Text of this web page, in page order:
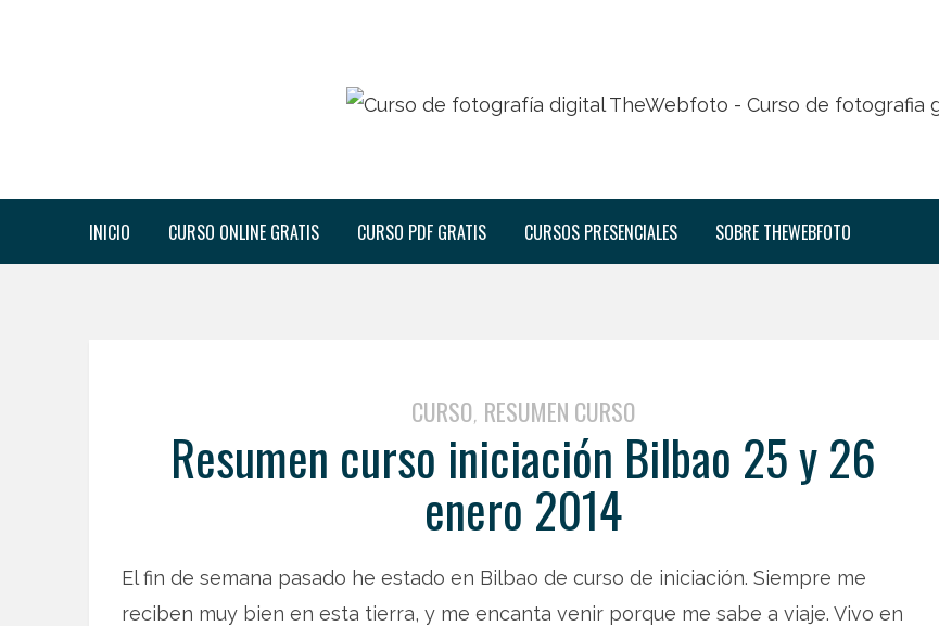
INICIO CURSO ONLINE GRATIS CURSO PDF GRATIS CURSOS PRESENCIALES SOBRE THEWEBFOTO
CURSO, RESUMEN CURSO
Resumen curso iniciación Bilbao 25 y 26
enero 2014
El fin de semana pasado he estado en Bilbao de curso de iniciación. Siempre me
reciben muy bien en esta tierra, y me encanta venir porque me sabe a viaje. Vivo en